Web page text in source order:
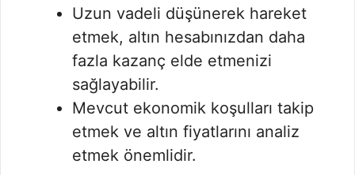
Uzun vadeli düşünerek hareket
etmek, altın hesabınızdan daha
fazla kazanç elde etmenizi
sağlayabilir.
Mevcut ekonomik koşulları takip
etmek ve altın fiyatlarını analiz
etmek önemlidir.